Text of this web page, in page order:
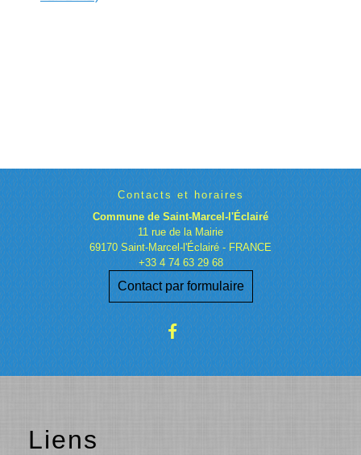
Contacts et horaires
Commune de Saint-Marcel-l'Éclairé
11 rue de la Mairie
69170 Saint-Marcel-l'Éclairé - FRANCE
+33 4 74 63 29 68
Contact par formulaire
Liens